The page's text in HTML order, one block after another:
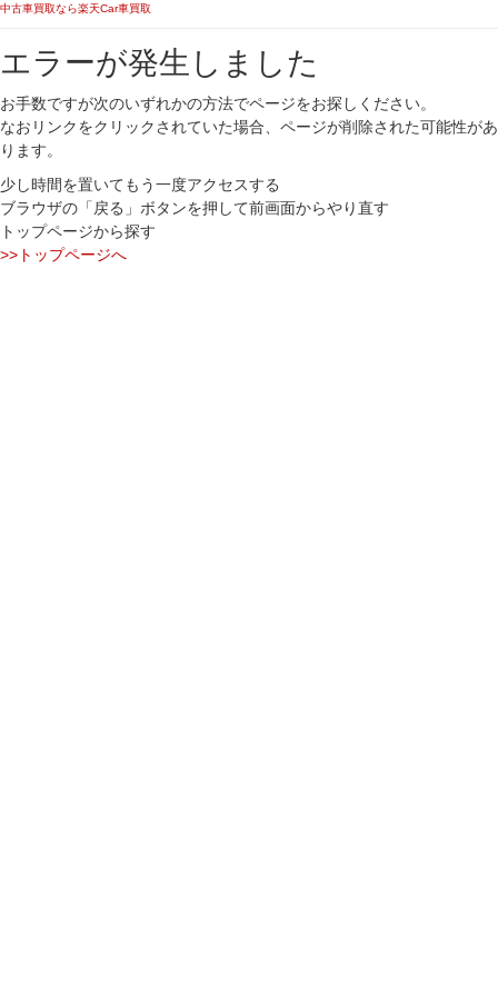
中古車買取なら楽天Car車買取
エラーが発生しました
お手数ですが次のいずれかの方法でページをお探しください。
なおリンクをクリックされていた場合、ページが削除された可能性があ
ります。
少し時間を置いてもう一度アクセスする
ブラウザの「戻る」ボタンを押して前画面からやり直す
トップページから探す
>>トップページへ